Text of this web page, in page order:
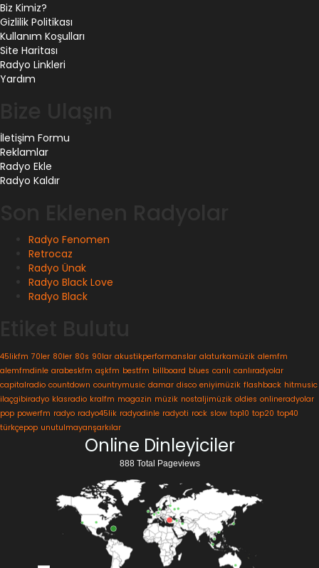
Biz Kimiz?
Gizlilik Politikası
Kullanım Koşulları
Site Haritası
Radyo Linkleri
Yardım
İletişim Formu
Reklamlar
Radyo Ekle
Radyo Kaldır
Radyo Fenomen
Retrocaz
Radyo Ünak
Radyo Black Love
Radyo Black
45likfm 70ler 80ler 80s 90lar akustikperformanslar alaturkamüzik alemfm
alemfmdinle arabeskfm aşkfm bestfm billboard blues canlı canlıradyolar
capitalradio countdown countrymusic damar disco eniyimüzik flashback hitmusic
ilaçgibiradyo klasradio kralfm magazin müzik nostaljimüzik oldies onlineradyolar
pop powerfm radyo radyo45lik radyodinle radyoti rock slow top10 top20 top40
türkçepop unutulmayanşarkılar
Online Dinleyiciler
888 Total Pageviews